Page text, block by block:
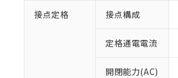
接点定格 接点構成
定格通電電流
開閉能力(AC)